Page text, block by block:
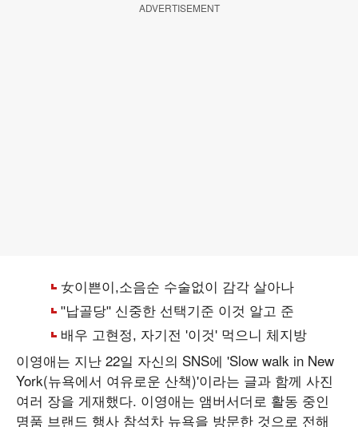
ADVERTISEMENT
이영애는 지난 22일 자신의 SNS에 'Slow walk in New
York(뉴욕에서 여유로운 산책)'이라는 글과 함께 사진
여러 장을 게재했다. 이영애는 앰버서더로 활동 중인
명품 브랜드 행사 참석차 뉴욕을 방문한 것으로 전해